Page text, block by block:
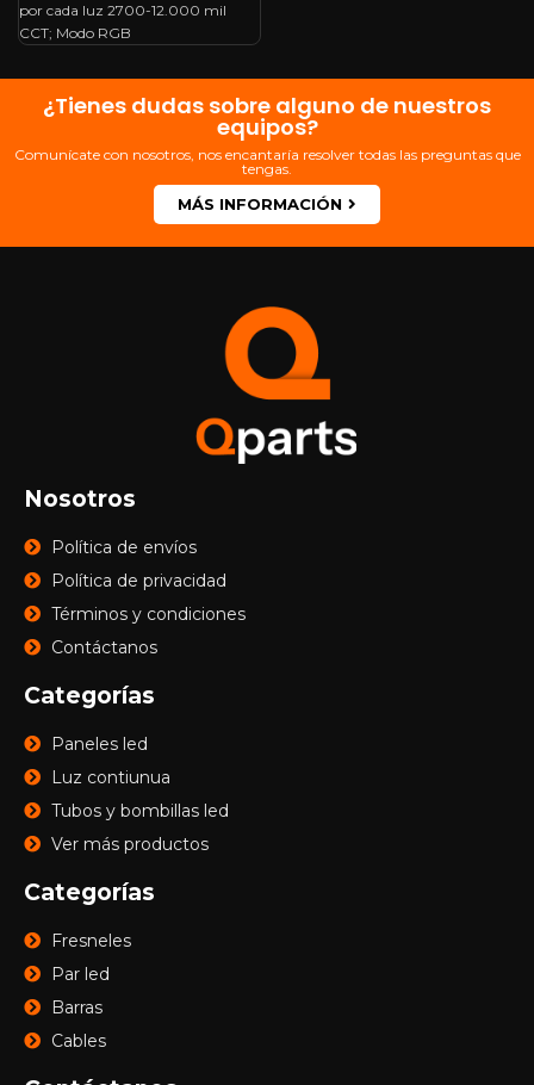
por cada luz 2700-12.000 mil
CCT; Modo RGB
¿Tienes dudas sobre alguno de nuestros
equipos?
Comunícate con nosotros, nos encantaría resolver todas las preguntas que
tengas.
MÁS INFORMACIÓN
Nosotros
Política de envíos
Política de privacidad
Términos y condiciones
Contáctanos
Categorías
Paneles led
Luz contiunua
Tubos y bombillas led
Ver más productos
Categorías
Fresneles
Par led
Barras
Cables